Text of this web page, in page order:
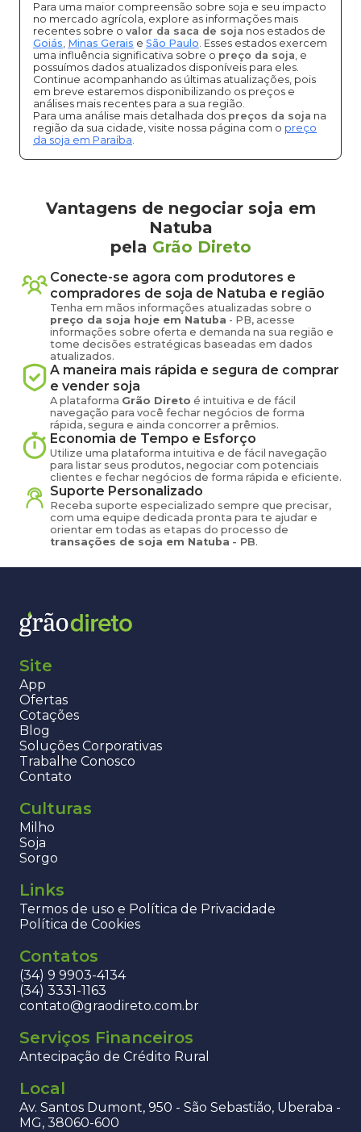
Para uma maior compreensão sobre soja e seu impacto
no mercado agrícola, explore as informações mais
recentes sobre o valor da saca de soja nos estados de
Goiás, Minas Gerais e São Paulo. Esses estados exercem
uma influência significativa sobre o preço da soja, e
possuímos dados atualizados disponíveis para eles.
Continue acompanhando as últimas atualizações, pois
em breve estaremos disponibilizando os preços e
análises mais recentes para a sua região.
Para uma análise mais detalhada dos preços da soja na
região da sua cidade, visite nossa página com o preço
da soja em Paraíba.
Vantagens de negociar soja em
Natuba
pela Grão Direto
Conecte-se agora com produtores e
compradores de soja de Natuba e região
Tenha em mãos informações atualizadas sobre o
preço da soja hoje em Natuba - PB, acesse
informações sobre oferta e demanda na sua região e
tome decisões estratégicas baseadas em dados
atualizados.
A maneira mais rápida e segura de comprar
e vender soja
A plataforma Grão Direto é intuitiva e de fácil
navegação para você fechar negócios de forma
rápida, segura e ainda concorrer a prêmios.
Economia de Tempo e Esforço
Utilize uma plataforma intuitiva e de fácil navegação
para listar seus produtos, negociar com potenciais
clientes e fechar negócios de forma rápida e eficiente.
Suporte Personalizado
Receba suporte especializado sempre que precisar,
com uma equipe dedicada pronta para te ajudar e
orientar em todas as etapas do processo de
transações de soja em Natuba - PB.
Site
App
Ofertas
Cotações
Blog
Soluções Corporativas
Trabalhe Conosco
Contato
Culturas
Milho
Soja
Sorgo
Links
Termos de uso e Política de Privacidade
Política de Cookies
Contatos
(34) 9 9903-4134
(34) 3331-1163
contato@graodireto.com.br
Serviços Financeiros
Antecipação de Crédito Rural
Local
Av. Santos Dumont, 950 - São Sebastião, Uberaba -
MG, 38060-600